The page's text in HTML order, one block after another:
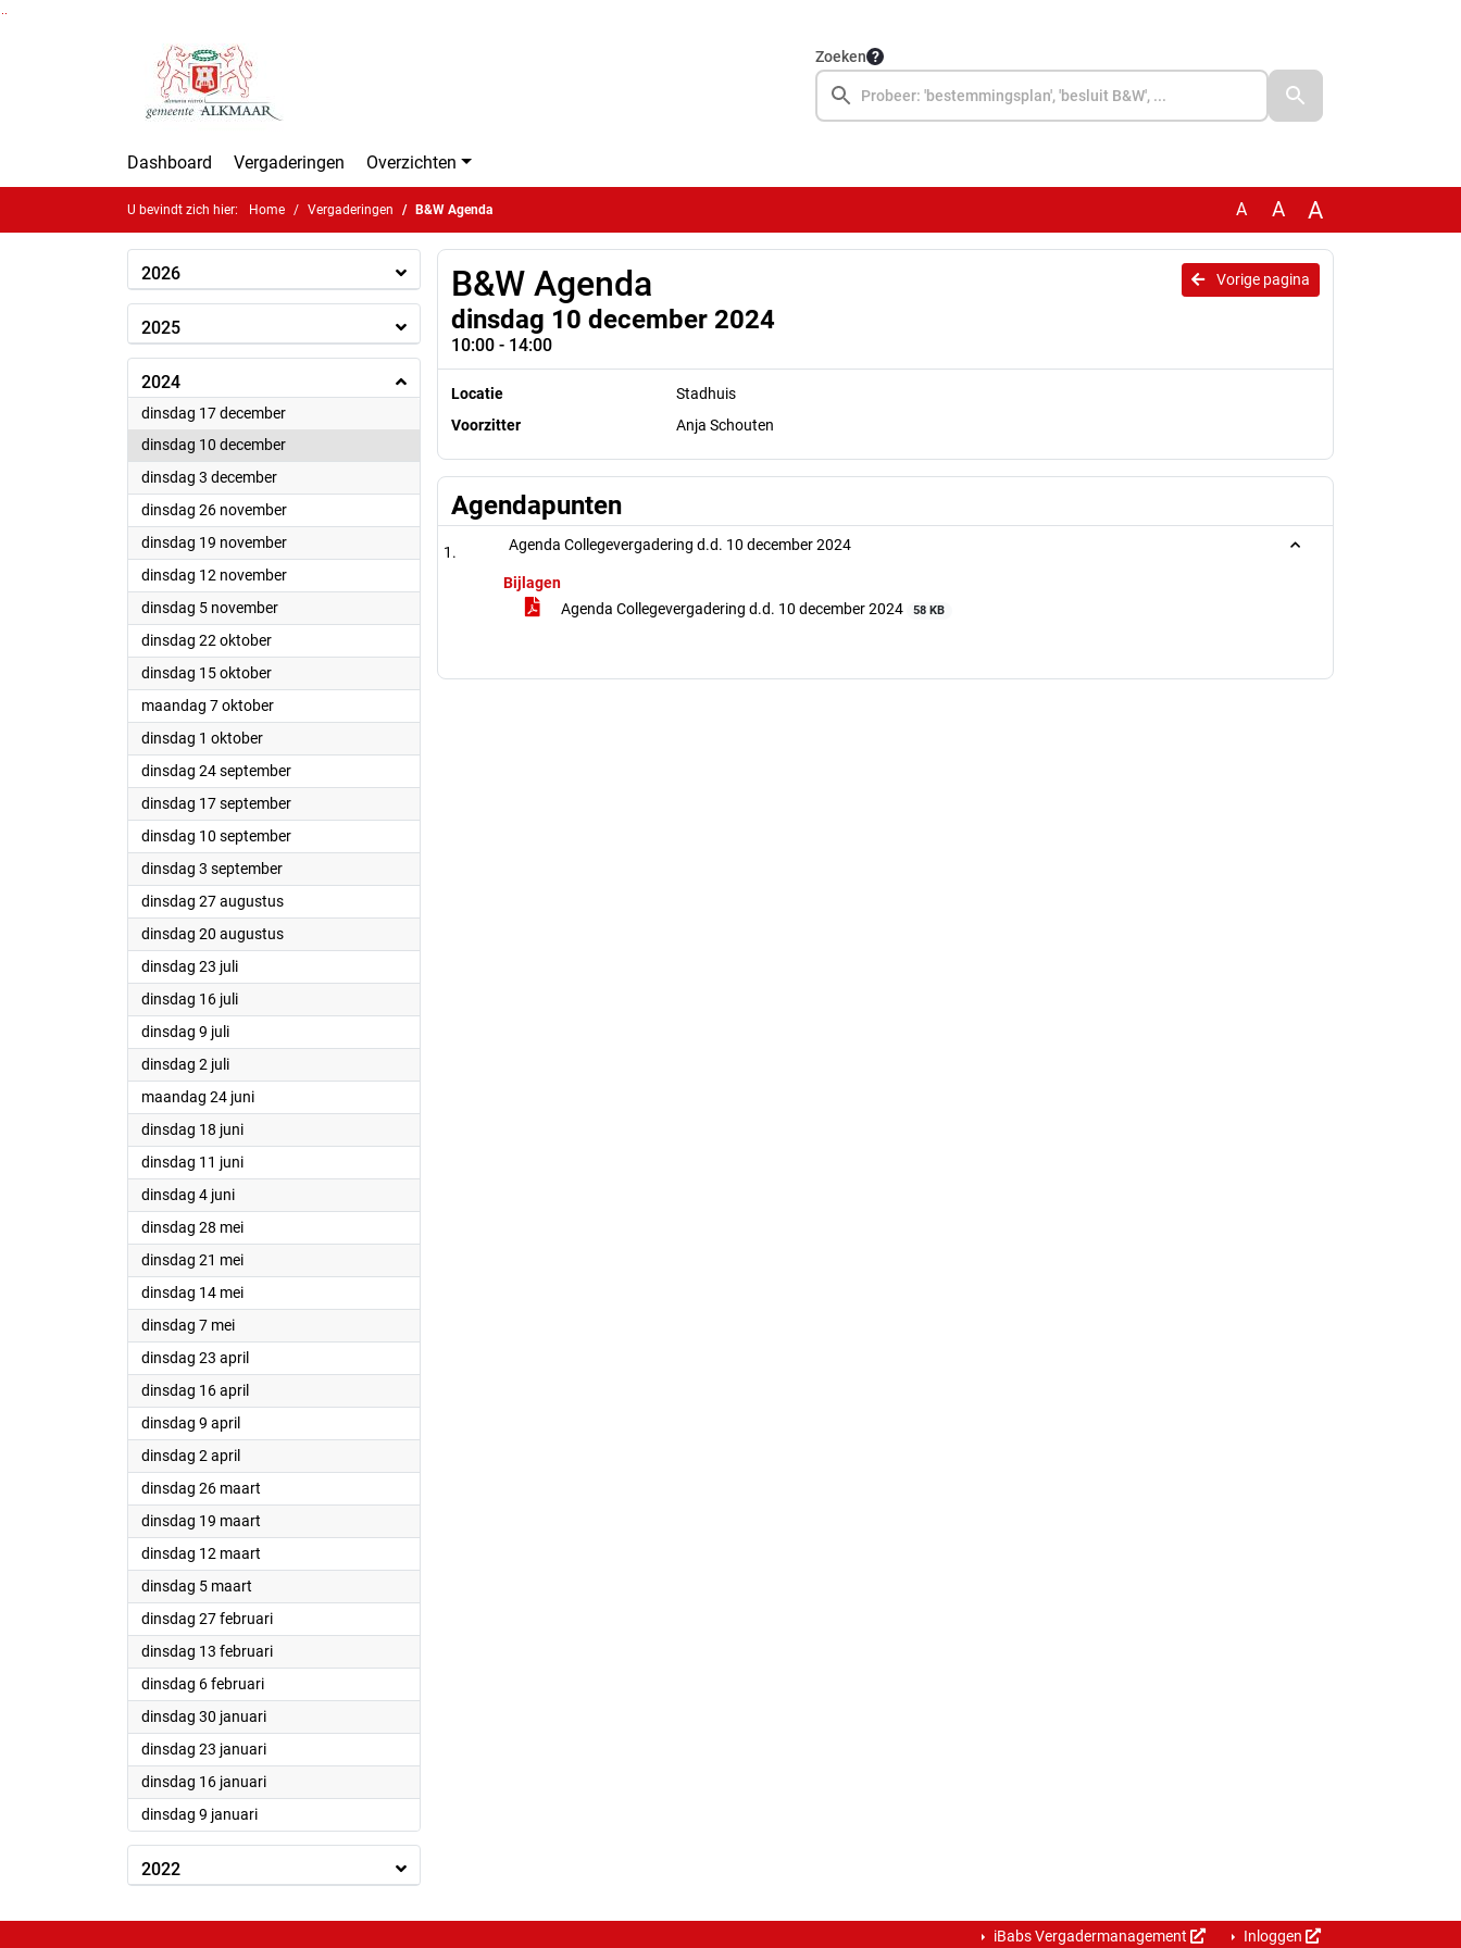
Zoeken
Dashboard Vergaderingen Overzichten
U bevindt zich hier: Home Vergaderingen B&W Agenda A A A
2026
2025
2024
dinsdag 17 december2024
dinsdag 10 december2024
dinsdag 3 december2024
dinsdag 26 november2024
dinsdag 19 november2024
dinsdag 12 november2024
dinsdag 5 november2024
dinsdag 22 oktober2024
dinsdag 15 oktober2024
maandag 7 oktober2024
dinsdag 1 oktober2024
dinsdag 24 september2024
dinsdag 17 september2024
dinsdag 10 september2024
dinsdag 3 september2024
dinsdag 27 augustus2024
dinsdag 20 augustus2024
dinsdag 23 juli2024
dinsdag 16 juli2024
dinsdag 9 juli2024
dinsdag 2 juli2024
maandag 24 juni2024
dinsdag 18 juni2024
dinsdag 11 juni2024
dinsdag 4 juni2024
dinsdag 28 mei2024
dinsdag 21 mei2024
dinsdag 14 mei2024
dinsdag 7 mei2024
dinsdag 23 april2024
dinsdag 16 april2024
dinsdag 9 april2024
dinsdag 2 april2024
dinsdag 26 maart
dinsdag 19 maart
dinsdag 12 maart
dinsdag 5 maart
dinsdag 27 februari2024
dinsdag 13 februari2024
dinsdag 6 februari2024
dinsdag 30 januari2024
dinsdag 23 januari2024
dinsdag 16 januari2024
dinsdag 9 januari2024
2022
Vorige pagina
B&W Agenda
dinsdag 10 december 2024
10:00 - 14:00
Locatie
Stadhuis
Voorzitter
Anja Schouten
Agendapunten
Agenda Collegevergadering d.d. 10 december 2024
Bijlagen
Agenda Collegevergadering d.d. 10 december 2024
58 KB
iBabs Vergadermanagement Inloggen